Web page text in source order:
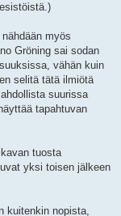
myös
Gröning sai sodan
vähän kuin
selitä tätä ilmiötä
suurissa
tapahtuvan
tuosta
yksi toisen jälkeen
kuitenkin nopista,